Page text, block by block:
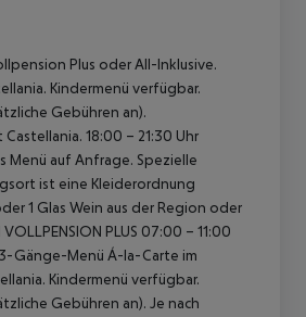
Plus oder All-Inklusive.
Kindermenü verfügbar.
Gebühren an).
Castellania. 18:00 – 21:30 Uhr
Menü auf Anfrage. Spezielle
ist eine Kleiderordnung
1 Glas Wein aus der Region oder
PLUS 07:00 – 11:00
Gänge-Menü Á-la-Carte im
Kindermenü verfügbar.
Gebühren an). Je nach